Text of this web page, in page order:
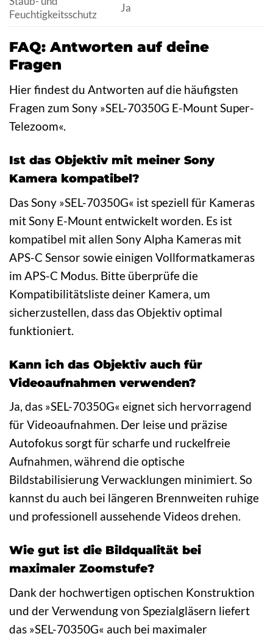
Feuchtigkeitsschutz
Ja
FAQ: Antworten auf deine
Fragen
Hier findest du Antworten auf die häufigsten
Fragen zum Sony »SEL-70350G E-Mount Super-
Telezoom«.
Ist das Objektiv mit meiner Sony
Kamera kompatibel?
Das Sony »SEL-70350G« ist speziell für Kameras
mit Sony E-Mount entwickelt worden. Es ist
kompatibel mit allen Sony Alpha Kameras mit
APS-C Sensor sowie einigen Vollformatkameras
im APS-C Modus. Bitte überprüfe die
Kompatibilitätsliste deiner Kamera, um
sicherzustellen, dass das Objektiv optimal
funktioniert.
Kann ich das Objektiv auch für
Videoaufnahmen verwenden?
Ja, das »SEL-70350G« eignet sich hervorragend
für Videoaufnahmen. Der leise und präzise
Autofokus sorgt für scharfe und ruckelfreie
Aufnahmen, während die optische
Bildstabilisierung Verwacklungen minimiert. So
kannst du auch bei längeren Brennweiten ruhige
und professionell aussehende Videos drehen.
Wie gut ist die Bildqualität bei
maximaler Zoomstufe?
Dank der hochwertigen optischen Konstruktion
und der Verwendung von Spezialgläsern liefert
das »SEL-70350G« auch bei maximaler